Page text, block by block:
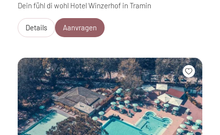
Dein fühl di wohl Hotel Winzerhof in Tramin
Details Aanvragen